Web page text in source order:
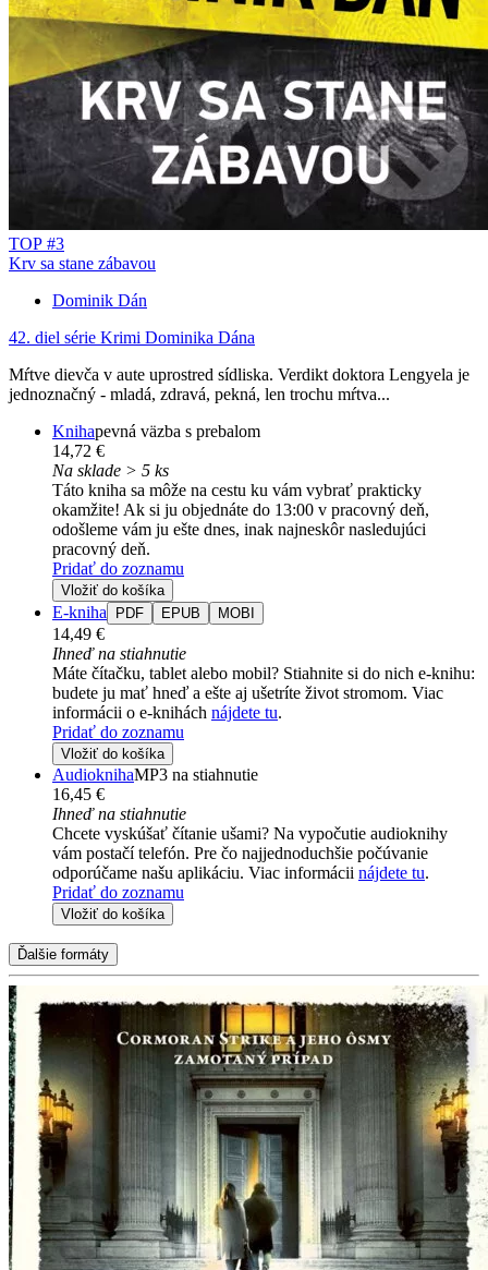
TOP #3
Krv sa stane zábavou
Dominik Dán
42. diel série Krimi Dominika Dána
Mŕtve dievča v aute uprostred sídliska. Verdikt doktora Lengyela je
jednoznačný - mladá, zdravá, pekná, len trochu mŕtva...
Knihapevná väzba s prebalom
14,72 €
Na sklade > 5 ks
Táto kniha sa môže na cestu ku vám vybrať prakticky
okamžite! Ak si ju objednáte do 13:00 v pracovný deň,
odošleme vám ju ešte dnes, inak najneskôr nasledujúci
pracovný deň.
Pridať do zoznamu
Vložiť do košíka
E-kniha PDF EPUB MOBI
14,49 €
Ihneď na stiahnutie
Máte čítačku, tablet alebo mobil? Stiahnite si do nich e-knihu:
budete ju mať hneď a ešte aj ušetríte život stromom. Viac
informácii o e-knihách nájdete tu.
Pridať do zoznamu
Vložiť do košíka
AudioknihaMP3 na stiahnutie
16,45 €
Ihneď na stiahnutie
Chcete vyskúšať čítanie ušami? Na vypočutie audioknihy
vám postačí telefón. Pre čo najjednoduchšie počúvanie
odporúčame našu aplikáciu. Viac informácii nájdete tu.
Pridať do zoznamu
Vložiť do košíka
Ďalšie formáty